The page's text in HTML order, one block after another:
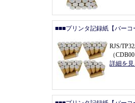
■■■プリンタ記録紙【バー
RJS/
（
詳細を